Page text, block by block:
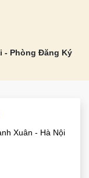
- Phòng Đăng Ký
Xuân - Hà Nội